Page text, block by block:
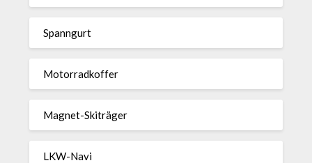
Spann­gurt
Motor­rad­koffer
Magnet-Ski­träger
LKW-Navi